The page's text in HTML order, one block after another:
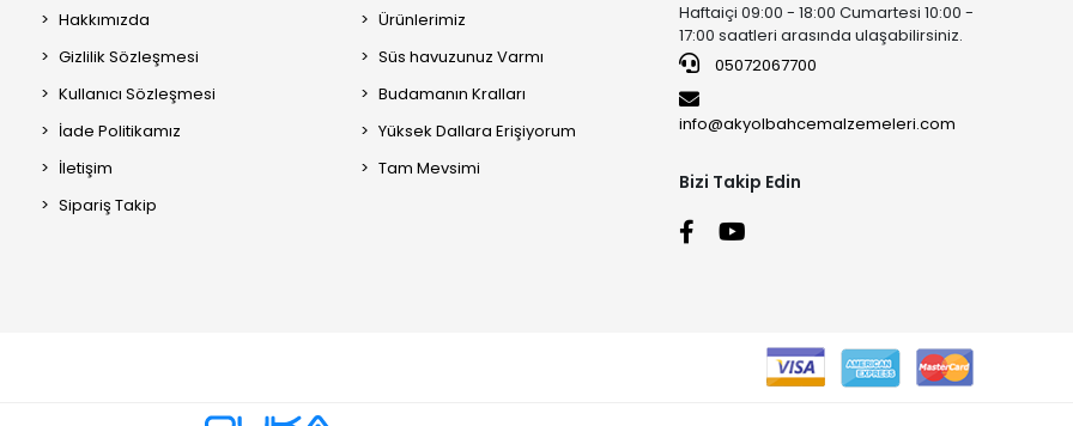
Hakkımızda
Gizlilik Sözleşmesi
Kullanıcı Sözleşmesi
İade Politikamız
İletişim
Sipariş Takip
Ürünlerimiz
Süs havuzunuz Varmı
Budamanın Kralları
Yüksek Dallara Erişiyorum
Tam Mevsimi
Haftaiçi 09:00 - 18:00 Cumartesi 10:00 -
17:00 saatleri arasında ulaşabilirsiniz.
05072067700
info@akyolbahcemalzemeleri.com
Bizi Takip Edin